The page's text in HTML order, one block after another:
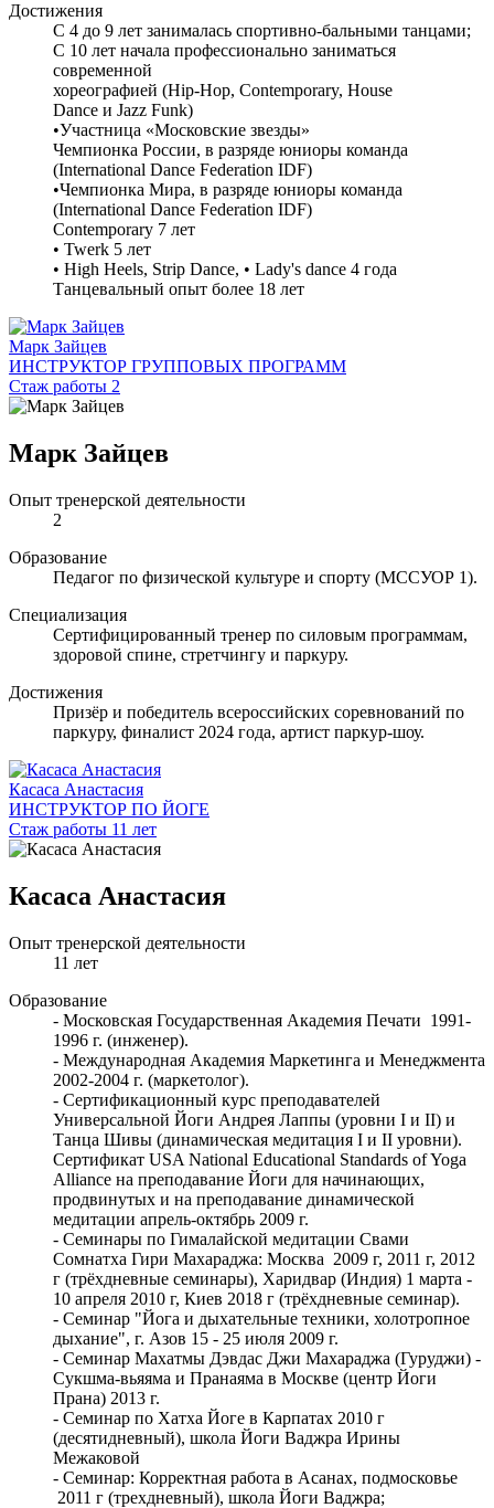
Достижения
С 4 до 9 лет занималась спортивно-бальными танцами;
С 10 лет начала профессионально заниматься
современной
хореографией (Hip-Hop, Contemporary, House
Dance и Jazz Funk)
•Участница «Московские звезды»
Чемпионка России, в разряде юниоры команда
(International Dance Federation IDF)
•Чемпионка Мира, в разряде юниоры команда
(International Dance Federation IDF)
Contemporary 7 лет
• Twerk 5 лет
• High Heels, Strip Dance, • Lady's dance 4 года
Танцевальный опыт более 18 лет
Марк Зайцев
ИНСТРУКТОР ГРУППОВЫХ ПРОГРАММ
Стаж работы 2
Марк Зайцев
Опыт тренерской деятельности
2
Образование
Педагог по физической культуре и спорту (МССУОР 1).
Специализация
Сертифицированный тренер по силовым программам,
здоровой спине, стретчингу и паркуру.
Достижения
Призёр и победитель всероссийских соревнований по
паркуру, финалист 2024 года, артист паркур-шоу.
Касаса Анастасия
ИНСТРУКТОР ПО ЙОГЕ
Стаж работы 11 лет
Касаса Анастасия
Опыт тренерской деятельности
11 лет
Образование
- Московская Государственная Академия Печати 1991-
1996 г. (инженер).
- Международная Академия Маркетинга и Менеджмента
2002-2004 г. (маркетолог).
- Сертификационный курс преподавателей
Универсальной Йоги Андрея Лаппы (уровни I и II) и
Танца Шивы (динамическая медитация I и II уровни).
Сертификат USA National Educational Standards of Yoga
Alliance на преподавание Йоги для начинающих,
продвинутых и на преподавание динамической
медитации апрель-октябрь 2009 г.
- Семинары по Гималайской медитации Свами
Сомнатха Гири Махараджа: Москва 2009 г, 2011 г, 2012
г (трёхдневные семинары), Харидвар (Индия) 1 марта -
10 апреля 2010 г, Киев 2018 г (трёхдневные семинар).
- Семинар "Йога и дыхательные техники, холотропное
дыхание", г. Азов 15 - 25 июля 2009 г.
- Семинар Махатмы Дэвдас Джи Махараджа (Гуруджи) -
Сукшма-вьяяма и Пранаяма в Москве (центр Йоги
Прана) 2013 г.
- Семинар по Хатха Йоге в Карпатах 2010 г
(десятидневный), школа Йоги Ваджра Ирины
Межаковой
- Семинар: Корректная работа в Асанах, подмосковье
2011 г (трехдневный), школа Йоги Ваджра;